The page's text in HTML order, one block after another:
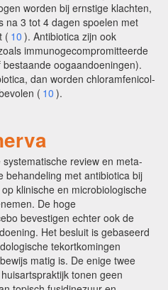
worden bij ernstige klachten,
na 3 tot 4 dagen spoelen met
( 10 ). Antibiotica zijn ook
immunogecompromitteerde
oogaandoeningen).
dan worden chloramfenicol-
( 10 ).
review en meta-
behandeling met antibiotica bij
klinische en microbiologische
De hoge
bevestigen echter ook de
Het besluit is gebaseerd
tekortkomingen
matig is. De enige twee
tonen geen